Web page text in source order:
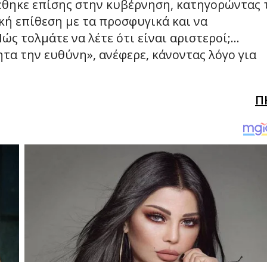
επίσης στην κυβέρνηση, κατηγορώντας
επίθεση με τα προσφυγικά και να
τολμάτε να λέτε ότι είναι αριστεροί;…
την ευθύνη», ανέφερε, κάνοντας λόγο για